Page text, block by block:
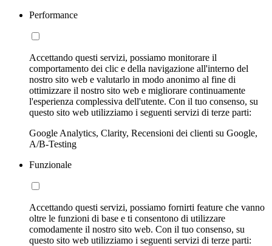
Performance
Accettando questi servizi, possiamo monitorare il
comportamento dei clic e della navigazione all'interno del
nostro sito web e valutarlo in modo anonimo al fine di
ottimizzare il nostro sito web e migliorare continuamente
l'esperienza complessiva dell'utente. Con il tuo consenso, su
questo sito web utilizziamo i seguenti servizi di terze parti:
Google Analytics, Clarity, Recensioni dei clienti su Google,
A/B-Testing
Funzionale
Accettando questi servizi, possiamo fornirti feature che vanno
oltre le funzioni di base e ti consentono di utilizzare
comodamente il nostro sito web. Con il tuo consenso, su
questo sito web utilizziamo i seguenti servizi di terze parti: